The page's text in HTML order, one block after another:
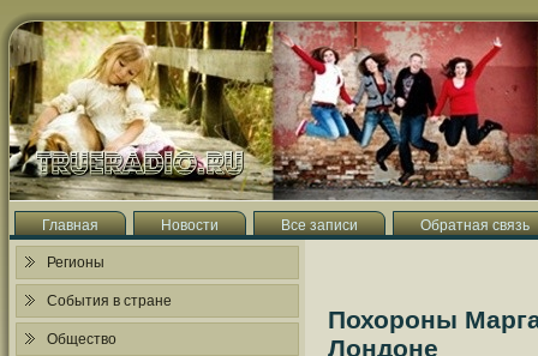
Главная Новости Все записи Обратная связь
Регионы
События в стране
Общество
Похороны
Лондоне